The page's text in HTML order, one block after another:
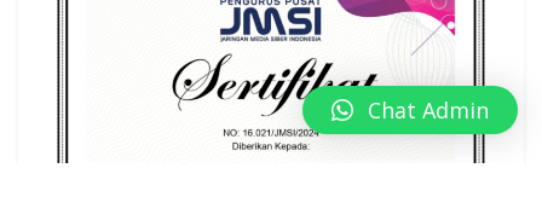
Chat Admin